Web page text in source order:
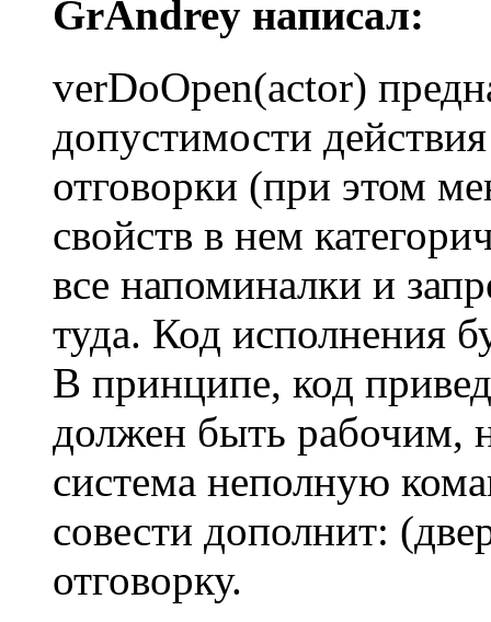
GrAndrey написал:
verDoOpen(actor)
допустимости
отговорки (при этом
свойств в нем
все напоминалки и
туда. Код исполнения
В принципе, код
должен быть рабочим,
система неполную
совести дополнит:
отговорку.